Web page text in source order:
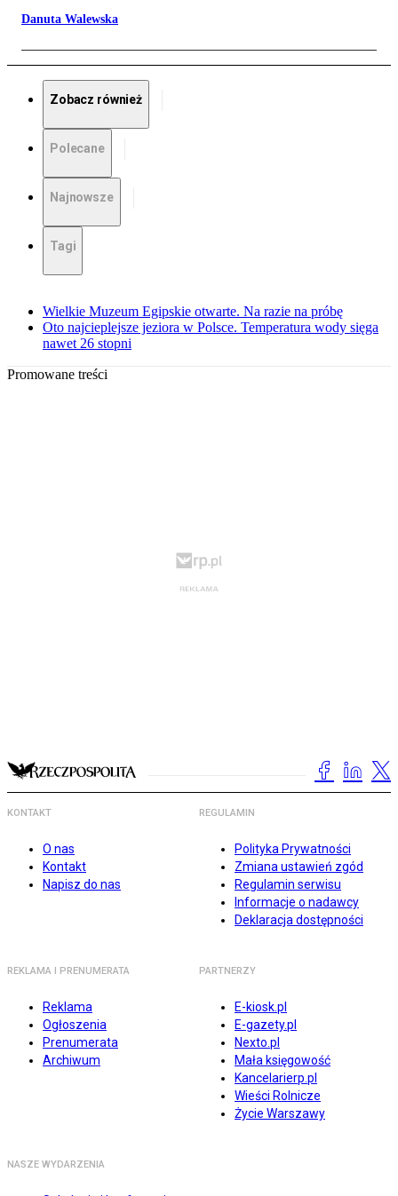
Danuta Walewska
Zobacz również
Polecane
Najnowsze
Tagi
Wielkie Muzeum Egipskie otwarte. Na razie na próbę
Oto najcieplejsze jeziora w Polsce. Temperatura wody sięga
nawet 26 stopni
Promowane treści
KONTAKT
O nas
Kontakt
Napisz do nas
REGULAMIN
Polityka Prywatności
Zmiana ustawień zgód
Regulamin serwisu
Informacje o nadawcy
Deklaracja dostępności
REKLAMA I PRENUMERATA
Reklama
Ogłoszenia
Prenumerata
Archiwum
PARTNERZY
E-kiosk.pl
E-gazety.pl
Nexto.pl
Mała księgowość
Kancelarierp.pl
Wieści Rolnicze
Życie Warszawy
NASZE WYDARZENIA